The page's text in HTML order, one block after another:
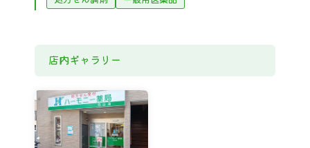
店内ギャラリー